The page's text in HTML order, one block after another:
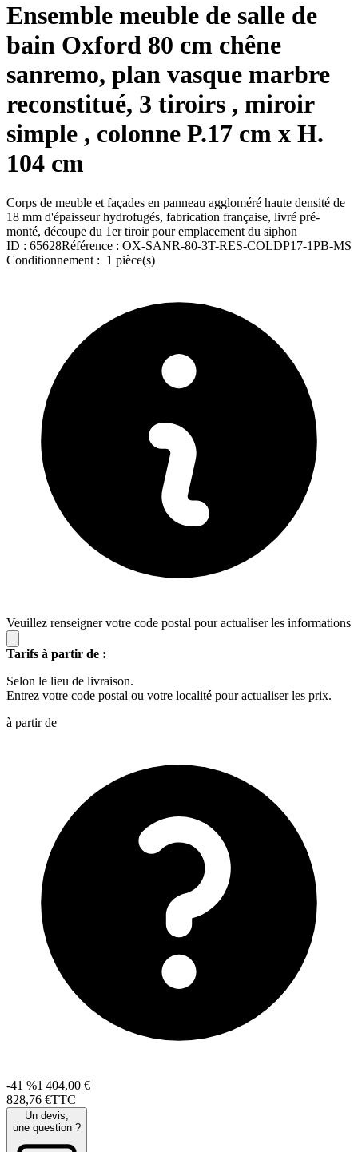
Ensemble meuble de salle de
bain Oxford 80 cm chêne
sanremo, plan vasque marbre
reconstitué, 3 tiroirs , miroir
simple , colonne P.17 cm x H.
104 cm
Corps de meuble et façades en panneau aggloméré haute densité de
18 mm d'épaisseur hydrofugés, fabrication française, livré pré-
monté, découpe du 1er tiroir pour emplacement du siphon
ID : 65628Référence : OX-SANR-80-3T-RES-COLDP17-1PB-MS
Conditionnement : 1 pièce(s)
Veuillez renseigner votre code postal pour actualiser les informations
Tarifs à partir de :
Selon le lieu de livraison.
Entrez votre code postal ou votre localité pour actualiser les prix.
à partir de
-41 %1 404,00 €
828,76 €TTC
Un devis,
une question ?